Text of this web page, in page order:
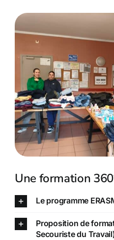
Une formation
Le programme
Proposition de
Secouriste du